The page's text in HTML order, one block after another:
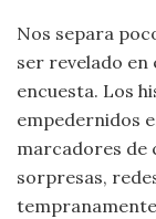
Nos separa
ser revelado en
encuesta. Los
empedernidos
marcadores de
sorpresas,